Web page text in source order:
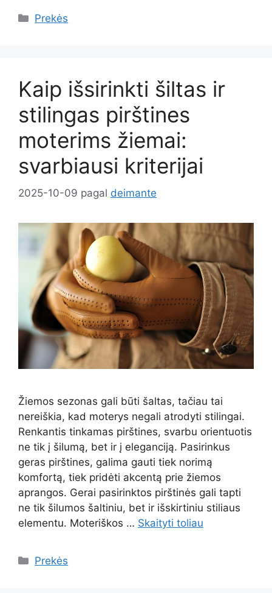
Kategorijos
Prekės
Kaip išsirinkti šiltas ir
stilingas pirštines
moterims žiemai:
svarbiausi kriterijai
2025-10-09 pagal deimante
Žiemos sezonas gali būti šaltas, tačiau tai
nereiškia, kad moterys negali atrodyti stilingai.
Renkantis tinkamas pirštines, svarbu orientuotis
ne tik į šilumą, bet ir į eleganciją. Pasirinkus
geras pirštines, galima gauti tiek norimą
komfortą, tiek pridėti akcentą prie žiemos
aprangos. Gerai pasirinktos pirštinės gali tapti
ne tik šilumos šaltiniu, bet ir išskirtiniu stiliaus
elementu. Moteriškos … Skaityti toliau
Kategorijos
Prekės